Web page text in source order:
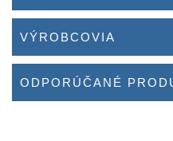
VÝROBCOVIA
ODPORÚČANÉ